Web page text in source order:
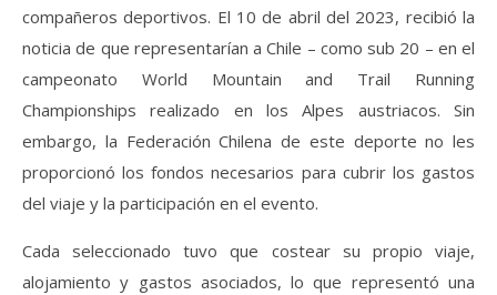
compañeros deportivos. El 10 de abril del 2023, recibió la
noticia de que representarían a Chile – como sub 20 – en el
campeonato World Mountain and Trail Running
Championships realizado en los Alpes austriacos. Sin
embargo, la Federación Chilena de este deporte no les
proporcionó los fondos necesarios para cubrir los gastos
del viaje y la participación en el evento.
Cada seleccionado tuvo que costear su propio viaje,
alojamiento y gastos asociados, lo que representó una